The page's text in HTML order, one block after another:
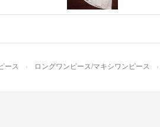
ース ロングワンピース/マキシワンピース